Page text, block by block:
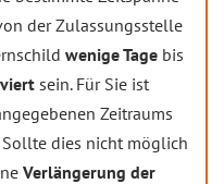
der Zulassungsstelle
wenige Tage bis
sein. Für Sie ist
Zeitraums
dies nicht möglich
Verlängerung der